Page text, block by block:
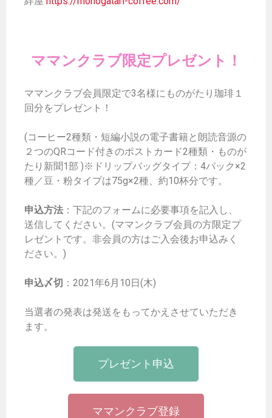
ママンクラブ限定プレゼント！
ママンクラブ会員限定で3名様にものがたり珈琲１
回分をプレゼント！
(コーヒー2種類・短編小説の電子書籍と朗読音源の
２つのQRコード付きのポストカード2種類・ものが
たり新聞1部 )※ドリップバッグタイプ：4パック×2
種／豆・粉タイプは75g×2種、約10杯分です。
申込方法 ：下記のフォームに必要事項を記入し、
送信してください。(ママンクラブ会員の方限定プ
レゼントです。非会員の方はご入会後お申込みく
ださい。)
申込〆切 ：2021年6月10日(木)
当選者の発表は発送をもってかえさせていただき
ます。
プレゼント申込
ママンクラブ登録